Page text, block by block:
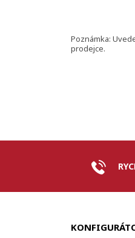
Poznámka:
prodejce.